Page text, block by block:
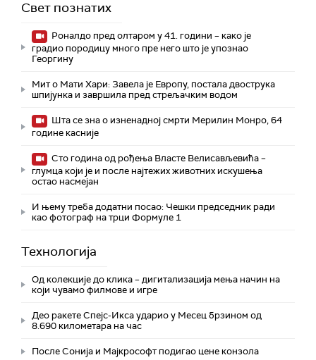
Свет познатих
Роналдо пред олтаром у 41. години – како је
градио породицу много пре него што је упознао
Георгину
Мит о Мати Хари: Завела је Европу, постала двострука
шпијунка и завршила пред стрељачким водом
Шта се зна о изненадној смрти Мерилин Монро, 64
године касније
Сто година од рођења Власте Велисављевића –
глумца који је и после најтежих животних искушења
остао насмејан
И њему треба додатни посао: Чешки председник ради
као фотограф на трци Формуле 1
Технологијa
Од колекције до клика – дигитализација мења начин на
који чувамо филмове и игре
Део ракете Спејс-Икса ударио у Месец брзином од
8.690 километара на час
После Сонија и Мајкрософт подигао цене конзола